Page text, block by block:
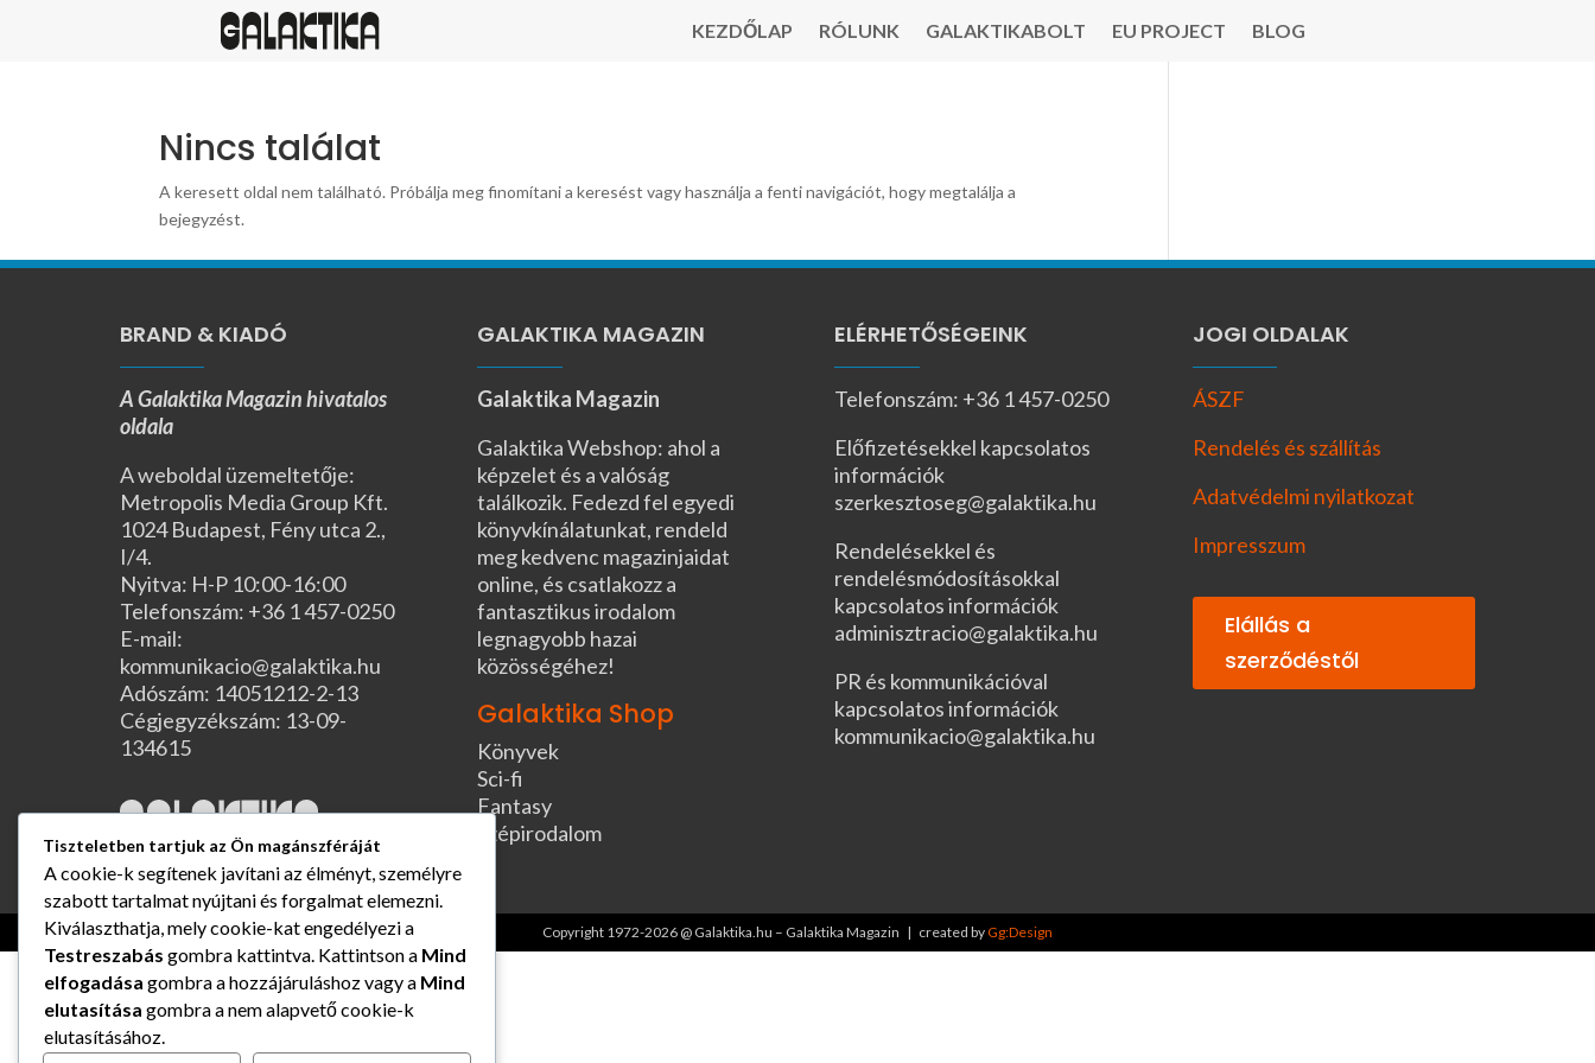
KEZDŐLAP RÓLUNK GALAKTIKABOLT EU PROJECT BLOG
Nincs találat
A keresett oldal nem található. Próbálja meg finomítani a keresést vagy használja a fenti navigációt, hogy megtalálja a
bejegyzést.
BRAND & KIADÓ
A Galaktika Magazin hivatalos
oldala
A weboldal üzemeltetője:
Metropolis Media Group Kft.
1024 Budapest, Fény utca 2.,
I/4.
Nyitva: H-P 10:00-16:00
Telefonszám: +36 1 457-0250
E-mail:
kommunikacio@galaktika.hu
Adószám: 14051212-2-13
Cégjegyzékszám: 13-09-
134615
GALAKTIKA MAGAZIN
Galaktika Magazin
Galaktika Webshop: ahol a
képzelet és a valóság
találkozik. Fedezd fel egyedi
könyvkínálatunkat, rendeld
meg kedvenc magazinjaidat
online, és csatlakozz a
fantasztikus irodalom
legnagyobb hazai
közösségéhez!
Galaktika Shop
Könyvek
Sci-fi
Fantasy
Szépirodalom
ELÉRHETŐSÉGEINK
Telefonszám: +36 1 457-0250
Előfizetésekkel kapcsolatos
információk
szerkesztoseg@galaktika.hu
Rendelésekkel és
rendelésmódosításokkal
kapcsolatos információk
adminisztracio@galaktika.hu
PR és kommunikációval
kapcsolatos információk
kommunikacio@galaktika.hu
JOGI OLDALAK
ÁSZF
Rendelés és szállítás
Adatvédelmi nyilatkozat
Impresszum
Elállás a
szerződéstől
Copyright 1972-2026 @ Galaktika.hu – Galaktika Magazin | created byGg:Design
Tiszteletben tartjuk az Ön magánszféráját
A cookie-k segítenek javítani az élményt, személyre
szabott tartalmat nyújtani és forgalmat elemezni.
Kiválaszthatja, mely cookie-kat engedélyezi a
Testreszabás gombra kattintva. Kattintson a Mind
elfogadása gombra a hozzájáruláshoz vagy a Mind
elutasítása gombra a nem alapvető cookie-k
elutasításához.